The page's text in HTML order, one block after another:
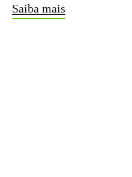
Saiba mais